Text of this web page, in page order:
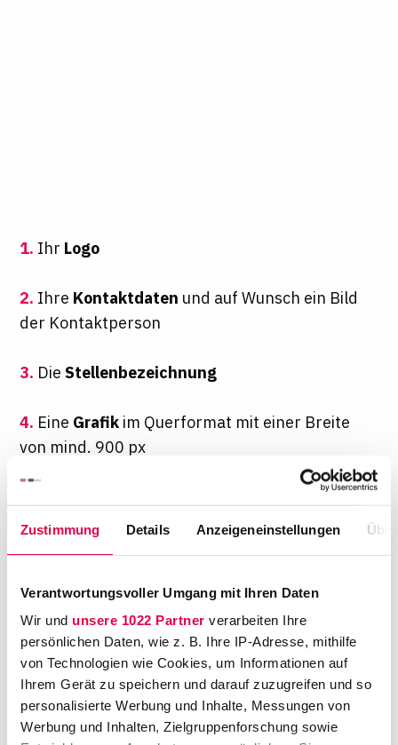
Zustimmung Details Anzeigeneinstellungen
Verantwortungsvoller Umgang mit Ihren Daten
Wir und unsere 1022 Partner verarbeiten Ihre
persönlichen Daten, wie z. B. Ihre IP-Adresse, mithilfe
von Technologien wie Cookies, um Informationen auf
Ihrem Gerät zu speichern und darauf zuzugreifen und so
personalisierte Werbung und Inhalte, Messungen von
Werbung und Inhalten, Zielgruppenforschung sowie
1. Ihr Logo
2. Ihre Kontaktdaten und auf Wunsch ein Bild
der Kontaktperson
3. DieStellenbezeichnung
4. Eine Grafik im Querformat mit einer Breite
von mind. 900 px
(keine Zeichenbegrenzung)
7. Standortder ausgeschriebenen Stelle
Anforderungen als PDF-Download